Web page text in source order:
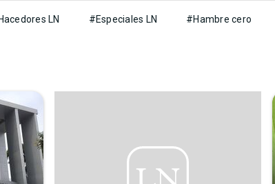
LN #Especiales LN #Hambre cero